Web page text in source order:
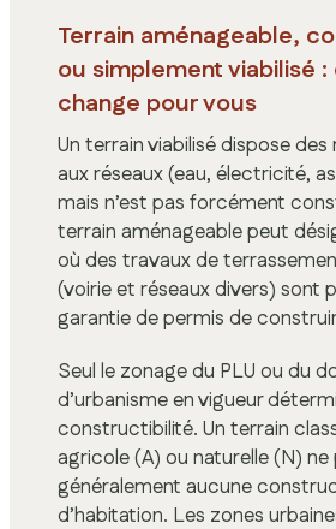
Terrain aménageable,
ou simplement viabilisé
change pour vous
Un terrain viabilisé dispose
aux réseaux (eau, électricité,
mais n’est pas forcément
terrain aménageable peut
où des travaux de
(voirie et réseaux divers) sont
garantie de permis de
Seul le zonage du PLU ou du
d’urbanisme en vigueur
constructibilité. Un terrain
agricole (A) ou naturelle (N)
généralement aucune
d’habitation. Les zones